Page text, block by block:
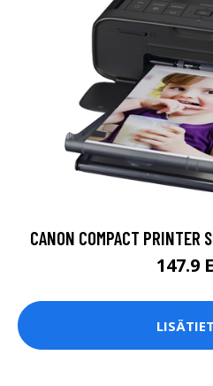
CANON COMPACT PRINTER
147.9